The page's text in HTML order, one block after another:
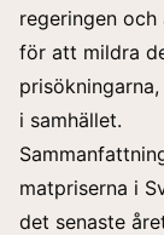
regeringen
för att mildra
i samhället.
matpriserna i
det senaste